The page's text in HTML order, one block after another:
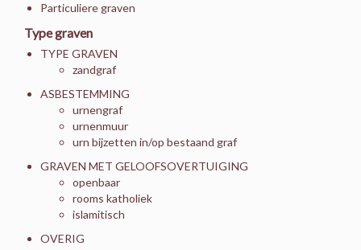
Particuliere graven
Type graven
TYPE GRAVEN
zandgraf
ASBESTEMMING
urnengraf
urnenmuur
urn bijzetten in/op bestaand graf
GRAVEN MET GELOOFSOVERTUIGING
openbaar
rooms katholiek
islamitisch
OVERIG